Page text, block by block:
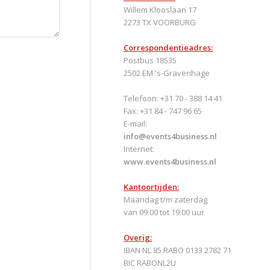
Willem Klooslaan 17
2273 TX VOORBURG
Correspondentieadres:
Postbus 18535
2502 EM 's-Gravenhage
Telefoon: +31 70 - 388 14 41
Fax: +31 84 - 747 96 65
E-mail:
info@events4business.nl
Internet:
www.events4business.nl
Kantoortijden:
Maandag t/m zaterdag
van 09:00 tot 19:00 uur
Overig:
IBAN NL 85 RABO 0133 2782 71
BIC RABONL2U